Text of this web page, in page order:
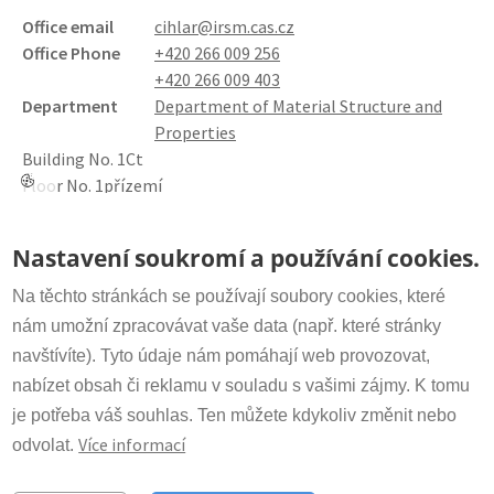
Office email
cihlar@irsm.cas.cz
Office Phone
+420 266 009 256
+420 266 009 403
Department
Department of Material Structure and
Properties
Building No. 1Ct
Floor No. 1přízemí
Link to ASEP database
CV
Document
CV 2025 J.Cihlář.pdf
Secretariat:+420 266 009 318
irsm@irsm.cas.cz
Important Links
www.avcr.cz
Nastavení soukromí a používání cookies.
Na těchto stránkách se používají soubory cookies, které
nám umožní zpracovávat vaše data (např. které stránky
navštívíte). Tyto údaje nám pomáhají web provozovat,
nabízet obsah či reklamu v souladu s vašimi zájmy. K tomu
je potřeba váš souhlas. Ten můžete kdykoliv změnit nebo
odvolat. Více informací